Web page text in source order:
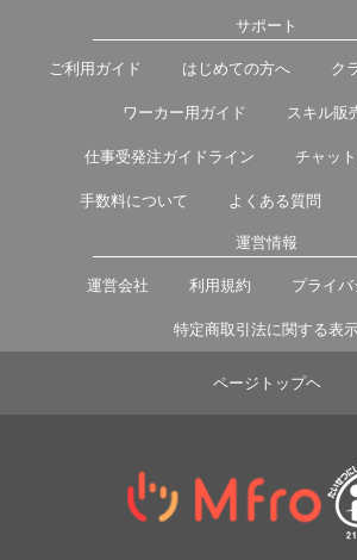
サポート
ご利用ガイド はじめての方へ ク
ワーカー用ガイド スキル販
仕事受発注ガイドライン チャッ
手数料について よくある質問
運営情報
運営会社 利用規約 プライ
特定商取引法に関する表
ページトップヘ